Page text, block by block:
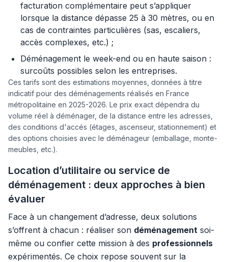
facturation complémentaire peut s’appliquer
lorsque la distance dépasse 25 à 30 mètres, ou en
cas de contraintes particulières (sas, escaliers,
accès complexes, etc.) ;
Déménagement le week-end ou en haute saison :
surcoûts possibles selon les entreprises.
Ces tarifs sont des estimations moyennes, données à titre
indicatif pour des déménagements réalisés en France
métropolitaine en 2025-2026. Le prix exact dépendra du
volume réel à déménager, de la distance entre les adresses,
des conditions d'accés (étages, ascenseur, stationnement) et
des options choisies avec le déménageur (emballage, monte-
meubles, etc.).
Location d’utilitaire ou service de
déménagement : deux approches à bien
évaluer
Face à un changement d’adresse, deux solutions
s’offrent à chacun : réaliser son déménagement soi-
même ou confier cette mission à des professionnels
expérimentés. Ce choix repose souvent sur la